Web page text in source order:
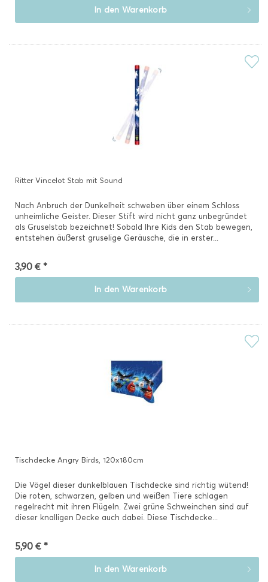
In den Warenkorb
Ritter Vincelot Stab mit Sound
Nach Anbruch der Dunkelheit schweben über einem Schloss
unheimliche Geister. Dieser Stift wird nicht ganz unbegründet
als Gruselstab bezeichnet! Sobald Ihre Kids den Stab bewegen,
entstehen äußerst gruselige Geräusche, die in erster...
3,90 € *
In den Warenkorb
Tischdecke Angry Birds, 120x180cm
Die Vögel dieser dunkelblauen Tischdecke sind richtig wütend!
Die roten, schwarzen, gelben und weißen Tiere schlagen
regelrecht mit ihren Flügeln. Zwei grüne Schweinchen sind auf
dieser knalligen Decke auch dabei. Diese Tischdecke...
5,90 € *
In den Warenkorb